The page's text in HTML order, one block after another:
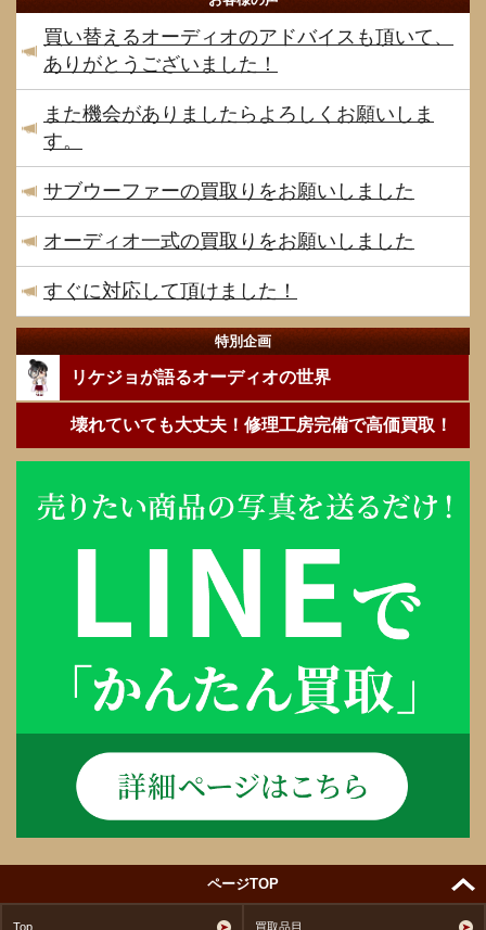
買い替えるオーディオのアドバイスも頂いて、
ありがとうございました！
また機会がありましたらよろしくお願いしま
す。
サブウーファーの買取りをお願いしました
オーディオ一式の買取りをお願いしました
すぐに対応して頂けました！
特別企画
リケジョが語るオーディオの世界
壊れていても大丈夫！修理工房完備で高価買取！
ページTOP
Top 買取品目